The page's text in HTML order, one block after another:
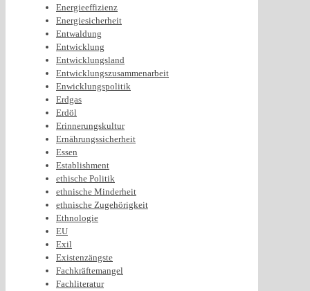
Energieeffizienz
Energiesicherheit
Entwaldung
Entwicklung
Entwicklungsland
Entwicklungszusammenarbeit
Enwicklungspolitik
Erdgas
Erdöl
Erinnerungskultur
Ernährungssicherheit
Essen
Establishment
ethische Politik
ethnische Minderheit
ethnische Zugehörigkeit
Ethnologie
EU
Exil
Existenzängste
Fachkräftemangel
Fachliteratur